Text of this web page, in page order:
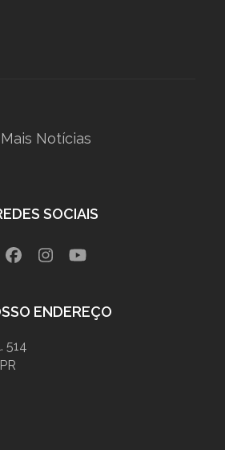
Mais Notícias
SOCIAIS
Facebook
Instagram
YouTube
ENDEREÇO
514